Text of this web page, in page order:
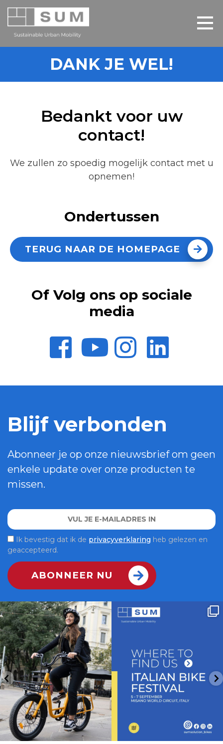
DANK JE WEL!
Bedankt voor uw
contact!
We zullen zo spoedig mogelijk contact met u
opnemen!
Ondertussen
TERUG NAAR DE HOMEPAGE
Of Volg ons op sociale
media
Blijf verbonden
Abonneer je op onze nieuwsbrief om geen
enkele update over onze producten te
missen.
Ik bevestig dat ik de privacyverklaring heb gelezen en
geaccepteerd.
Funzione booster, design compatto e
portapacchi...
10 0
Venite a trovarci allo stand J16 a Italian
Bike